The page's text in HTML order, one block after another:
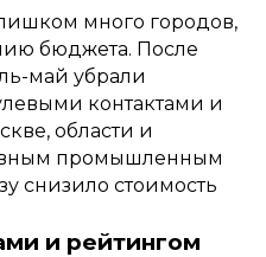
много городов,
бюджета. После
май убрали
контактами и
области и
промышленным
снизило стоимость
и рейтингом